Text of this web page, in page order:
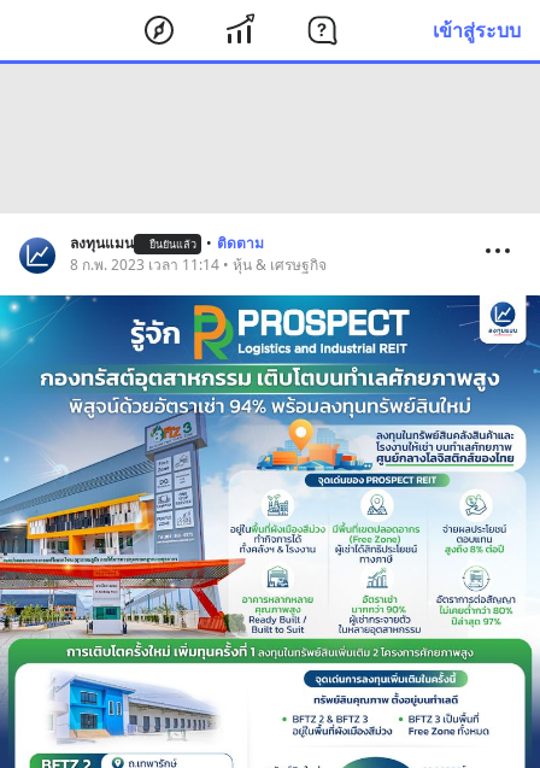
เข้าสู่ระบบ
ลงทุนแมน ยืนยันแล้ว • ติดตาม
8 ก.พ. 2023 เวลา 11:14 • หุ้น & เศรษฐกิจ